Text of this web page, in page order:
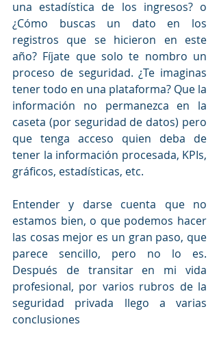
una estadística de los ingresos? o
¿Cómo buscas un dato en los
registros que se hicieron en este
año? Fíjate que solo te nombro un
proceso de seguridad. ¿Te imaginas
tener todo en una plataforma? Que la
información no permanezca en la
caseta (por seguridad de datos) pero
que tenga acceso quien deba de
tener la información procesada, KPIs,
gráficos, estadísticas, etc.
Entender y darse cuenta que no
estamos bien, o que podemos hacer
las cosas mejor es un gran paso, que
parece sencillo, pero no lo es.
Después de transitar en mi vida
profesional, por varios rubros de la
seguridad privada llego a varias
conclusiones